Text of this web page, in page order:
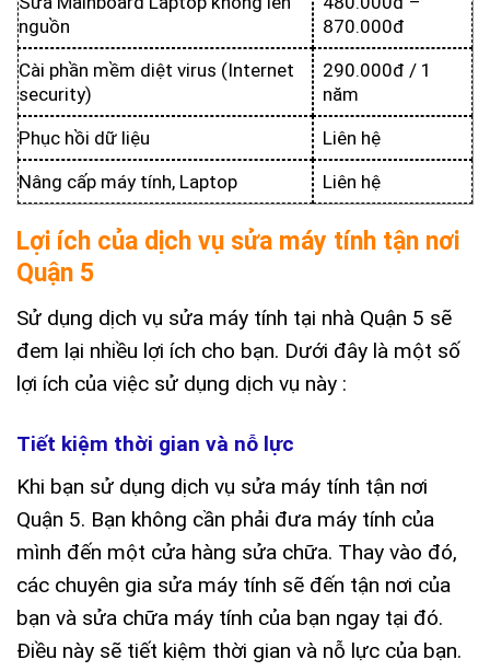
nguồn
870.000đ
Cài phần mềm diệt virus (Internet
security)
290.000đ / 1
năm
Phục hồi dữ liệu
Liên hệ
Nâng cấp máy tính, Laptop
Liên hệ
Lợi ích của dịch vụ sửa máy tính tận nơi
Quận 5
Sử dụng dịch vụ sửa máy tính tại nhà Quận 5 sẽ
đem lại nhiều lợi ích cho bạn. Dưới đây là một số
lợi ích của việc sử dụng dịch vụ này :
Tiết kiệm thời gian và nỗ lực
Khi bạn sử dụng dịch vụ sửa máy tính tận nơi
Quận 5. Bạn không cần phải đưa máy tính của
mình đến một cửa hàng sửa chữa. Thay vào đó,
các chuyên gia sửa máy tính sẽ đến tận nơi của
bạn và sửa chữa máy tính của bạn ngay tại đó.
Điều này sẽ tiết kiệm thời gian và nỗ lực của bạn.